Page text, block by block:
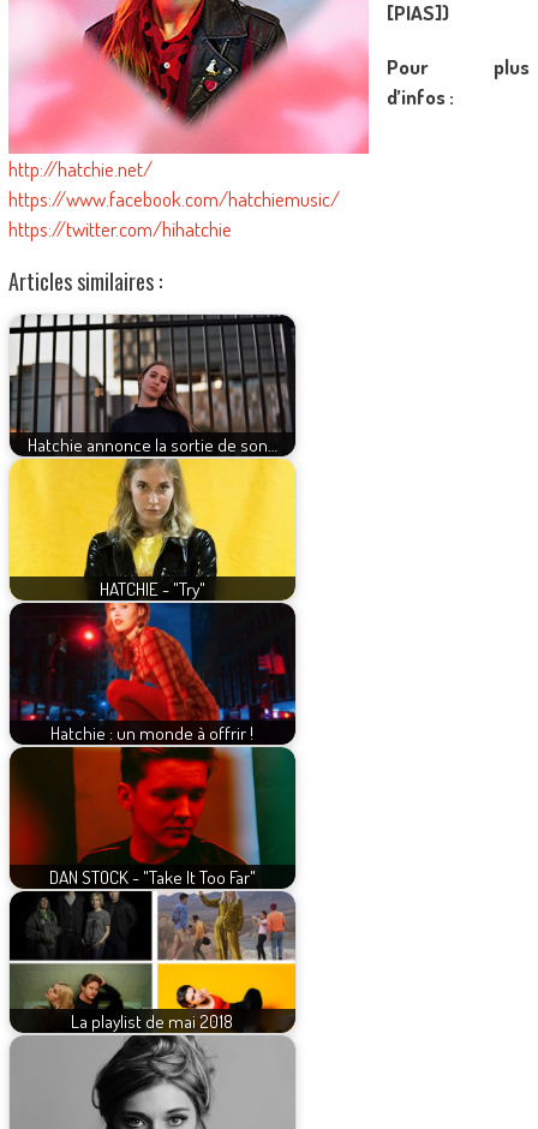
[PIAS])
Pour plus
d’infos :
http://hatchie.net/
https://www.facebook.com/hatchiemusic/
https://twitter.com/hihatchie
Articles similaires :
Hatchie annonce la sortie de son…
HATCHIE - "Try"
Hatchie : un monde à offrir !
DAN STOCK - "Take It Too Far"
La playlist de mai 2018